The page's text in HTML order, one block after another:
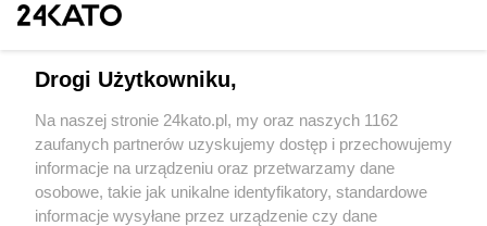
Wydawca mediów lokalnych
Drogi Użytkowniku,
Na naszej stronie 24kato.pl, my oraz naszych 1162
zaufanych partnerów uzyskujemy dostęp i przechowujemy
informacje na urządzeniu oraz przetwarzamy dane
osobowe, takie jak unikalne identyfikatory, standardowe
informacje wysyłane przez urządzenie czy dane